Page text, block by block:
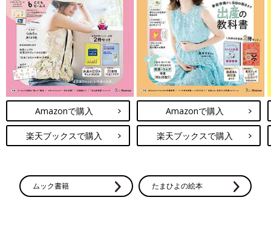
子どもの薬の製造に結びつけることを目標にしています。
また、製造するだけではなく、どのような薬の形がいいのか薬を
作る企業の相談に乗ったり、製剤データを提供したりすること
で、よりよい薬を子どもたちに届けるためのお手伝いをしていま
す」（齊藤先生）
たとえば、尿路感染症（にょうろかんせんしょう）などの一般感
染症や、ニューモシスチス肺炎の治療および発症抑制を適応とす
る合成抗菌剤「バクタ®配合錠」の小型錠は、成育医療研究セン
ター薬剤部での研究結果も開発のきっかけとなりました。開発当
初から小児用製剤ラボが関わることで、子どもたちにとってより
「バクタ®配合錠の直径は約11ミリで、子どもや高齢者には飲み
にくい大きさでした。そこで子どもが服用可能な製剤の大きさや
Amazonで購入
楽天ブックスで購入
Amazonで購入
楽天ブックスで購入
ムック書籍 たまひよの絵本